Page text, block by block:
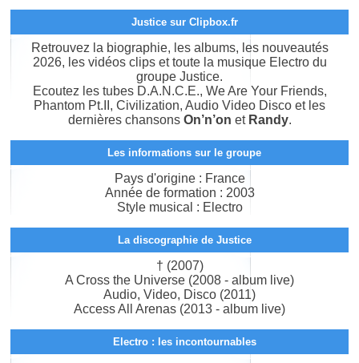
Justice sur Clipbox.fr
Retrouvez la biographie, les albums, les nouveautés
2026, les vidéos clips et toute la musique Electro du
groupe Justice.
Ecoutez les tubes D.A.N.C.E., We Are Your Friends,
Phantom Pt.II, Civilization, Audio Video Disco et les
dernières chansons On’n’on et Randy.
Les informations sur le groupe
Pays d'origine : France
Année de formation : 2003
Style musical : Electro
La discographie de Justice
† (2007)
A Cross the Universe (2008 - album live)
Audio, Video, Disco (2011)
Access All Arenas (2013 - album live)
Electro : les incontournables